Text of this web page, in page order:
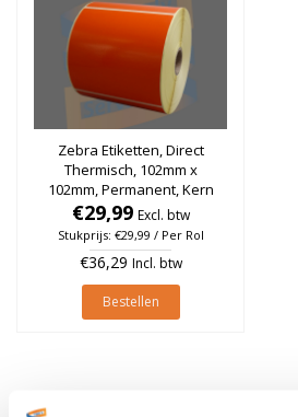
Zebra Etiketten, Direct
Thermisch, 102mm x
102mm, Permanent, Kern
25mm, Oranje, rol à 700
stuks
€29,99 Excl. btw
Stukprijs: €29,99 / Per Rol
€36,29 Incl. btw
Bestellen